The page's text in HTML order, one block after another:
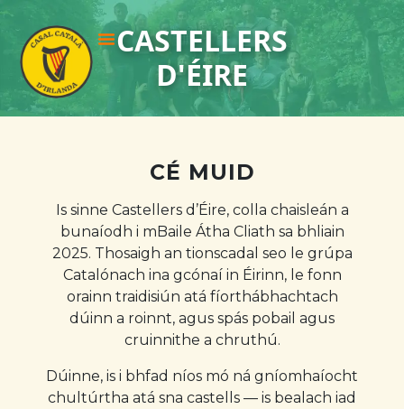
CASTELLERS
D'ÉIRE
CÉ MUID
Is sinne Castellers d’Éire, colla chaisleán a
bunaíodh i mBaile Átha Cliath sa bhliain
2025. Thosaigh an tionscadal seo le grúpa
Catalónach ina gcónaí in Éirinn, le fonn
orainn traidisiún atá fíorthábhachtach
dúinn a roinnt, agus spás pobail agus
cruinnithe a chruthú.
Dúinne, is i bhfad níos mó ná gníomhaíocht
chultúrtha atá sna castells — is bealach iad